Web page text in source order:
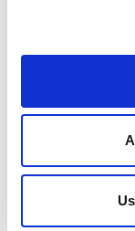
novembre 2019
agosto 2019